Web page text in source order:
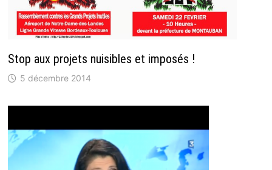
Stop aux projets nuisibles et imposés !
5 décembre 2014